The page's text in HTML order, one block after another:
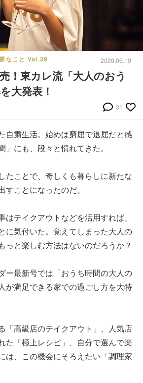
なこと Vol.39 2020.06.19
！東カレ流「大人のおう
大発表！
31
自粛生活。始めは窮屈で退屈だと感
」にも、段々と慣れてきた。
たことで、奇しくも暮らしに新たな
ことになったのだ。
はテイクアウトなどを活用すれば、
に気付いた。覚えてしまった大人の
っと楽しむ方法はないのだろうか？
ー最新号では「おうち時間の大人の
が満足できる家での過ごし方を大特
「高級店のテイクアウト」、人気店
た「極上レシピ」、自分で選んで楽
は、この機会にそろえたい「調理家